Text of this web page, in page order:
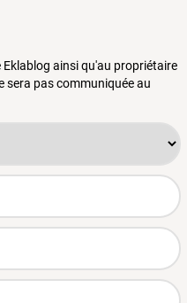
ainsi qu'au propriétaire
sera pas communiquée au